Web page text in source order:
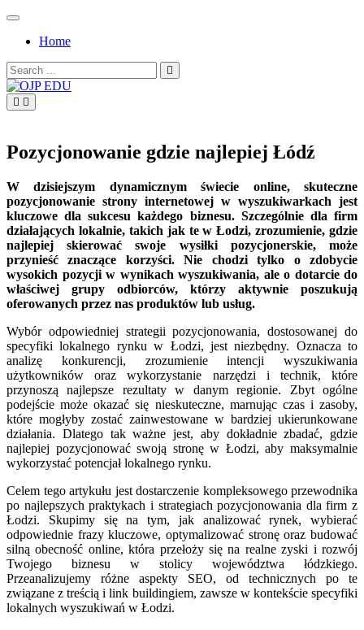
Skip
contentHome
Search
for:
Pozycjonowanie gdzie najlepiej Łódź
W dzisiejszym dynamicznym świecie online, skuteczne
pozycjonowanie strony internetowej w wyszukiwarkach jest
kluczowe dla sukcesu każdego biznesu. Szczególnie dla firm
działających lokalnie, takich jak te w Łodzi, zrozumienie, gdzie
najlepiej skierować swoje wysiłki pozycjonerskie, może
przynieść znaczące korzyści. Nie chodzi tylko o zdobycie
wysokich pozycji w wynikach wyszukiwania, ale o dotarcie do
właściwej grupy odbiorców, którzy aktywnie poszukują
oferowanych przez nas produktów lub usług.
Wybór odpowiedniej strategii pozycjonowania, dostosowanej do
specyfiki lokalnego rynku w Łodzi, jest niezbędny. Oznacza to
analizę konkurencji, zrozumienie intencji wyszukiwania
użytkowników oraz wykorzystanie narzędzi i technik, które
przynoszą najlepsze rezultaty w danym regionie. Zbyt ogólne
podejście może okazać się nieskuteczne, marnując czas i zasoby,
które mogłyby zostać zainwestowane w bardziej ukierunkowane
działania. Dlatego tak ważne jest, aby dokładnie zbadać, gdzie
najlepiej pozycjonować swoją stronę w Łodzi, aby maksymalnie
wykorzystać potencjał lokalnego rynku.
Celem tego artykułu jest dostarczenie kompleksowego przewodnika
po najlepszych praktykach i strategiach pozycjonowania dla firm z
Łodzi. Skupimy się na tym, jak analizować rynek, wybierać
odpowiednie frazy kluczowe, optymalizować stronę oraz budować
silną obecność online, która przełoży się na realne zyski i rozwój
Twojego biznesu w stolicy województwa łódzkiego.
Przeanalizujemy różne aspekty SEO, od technicznych po te
związane z treścią i link buildingiem, zawsze w kontekście specyfiki
lokalnych wyszukiwań w Łodzi.